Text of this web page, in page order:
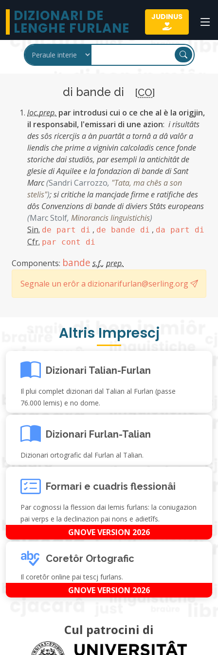
DIZIONARI DE
LENGHE FURLANE
JUDINUS
di bande di [CO]
loc.prep. par introdusi cui o ce che al è la origjin,
il responsabil, l'emissari di une azion: i risultâts
des sôs ricercjis a àn puartât a tornâ a dâ valôr a
liendis che prime a vignivin calcoladis cence fonde
storiche dai studiôs, par esempli la antichitât de
glesie di Aquilee e la fondazion di bande di Sant
Marc(Sandri Carrozzo, "Tata, ma chês a son
stelis");si critiche la mancjade firme e ratifiche des
dôs Convenzions di bande di diviers Stâts europeans
(Marc Stolf, Minorancis linguistichis)
Sin. de part di , de bande di , da part di
Cfr. par cont di
Components: bande s.f., prep.
Segnale un erôr a dizionarifurlan@serling.org
Altris Imprescj
Dizionari Talian-Furlan
Il plui complet dizionari dal Talian al Furlan (passe
76.000 lemis) e no dome.
Dizionari Furlan-Talian
Dizionari ortografic dal Furlan al Talian.
Formari e cuadris flessionâi
Par cognossi la flession dai lemis furlans: la coniugazion
pai verps e la declinazion pai nons e adietîfs.
GNOVE VERSION 2026
Coretôr Ortografic
Il coretôr online pai tescj furlans.
GNOVE VERSION 2026
Cul patrocini di